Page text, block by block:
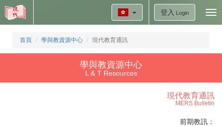
登入 Login
首頁 學與教資源中心 現代教育通訊
學與教資源中心
L & T Resources
現代教育通訊
MERS Bulletin
前期教訊：